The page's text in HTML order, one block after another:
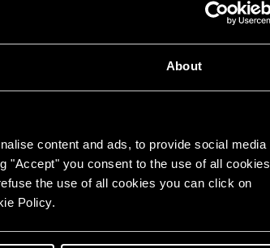
About
content and ads, to provide social media
"Accept" you consent to the use of all cookies
the use of all cookies you can click on
Policy.